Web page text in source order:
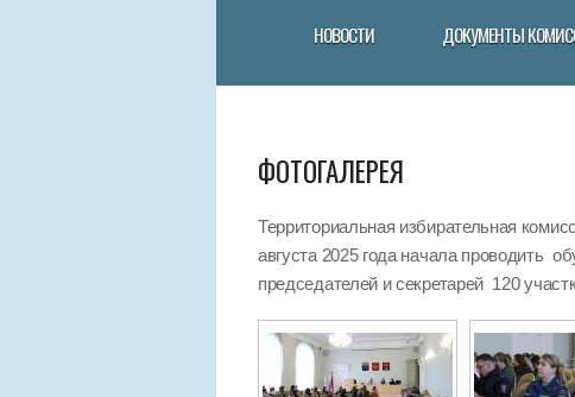
НОВОСТИ ДОКУМЕНТЫ
ФОТОГАЛЕРЕЯ
Территориальная избирательная
августа 2025 года начала проводить
председателей и секретарей 120